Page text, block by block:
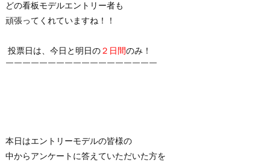
どの看板モデルエントリー者も
頑張ってくれていますね！！
投票日は、今日と明日の２日間のみ！
￣￣￣￣￣￣￣￣￣￣￣￣￣￣￣￣￣￣
本日はエントリーモデルの皆様の
中からアンケートに答えていただいた方を